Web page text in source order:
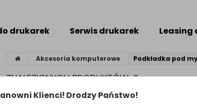
drukarek Serwis drukarek Leasing
Akcesoria komputerowe Podkładka pod
ZNALEZIONYCH PRODUKTÓW: 2
Klienci! Drodzy Państwo!